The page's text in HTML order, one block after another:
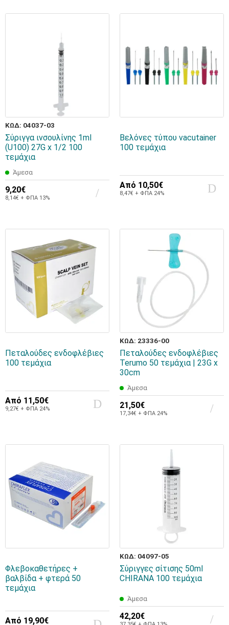
ΚΩΔ: 04037-03
Σύριγγα ινσουλίνης 1ml
(U100) 27G x 1/2 100
τεμάχια
Άμεσα
9,20€
8,14€ + ΦΠΑ 13%
Βελόνες τύπου vacutainer
100 τεμάχια
Από 10,50€
8,47€ + ΦΠΑ 24%
Πεταλούδες ενδοφλέβιες
100 τεμάχια
Από 11,50€
9,27€ + ΦΠΑ 24%
ΚΩΔ: 23336-00
Πεταλούδες ενδοφλέβιες
Terumo 50 τεμάχια | 23G x
30cm
Άμεσα
21,50€
17,34€ + ΦΠΑ 24%
Φλεβοκαθετήρες +
βαλβίδα + φτερά 50
τεμάχια
Από 19,90€
ΚΩΔ: 04097-05
Σύριγγες σίτισης 50ml
CHIRANA 100 τεμάχια
Άμεσα
42,20€